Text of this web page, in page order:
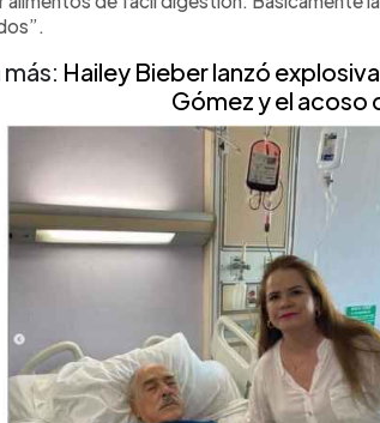
más: Hailey Bieber lanzó
Gómez y el acoso